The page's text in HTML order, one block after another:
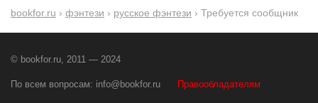
bookfor.ru › фэнтези › русское фэнтези › Требуется сообщник
© bookfor.ru, 2011 — 2024
По всем вопросам: info@bookfor.ru Правообладателям